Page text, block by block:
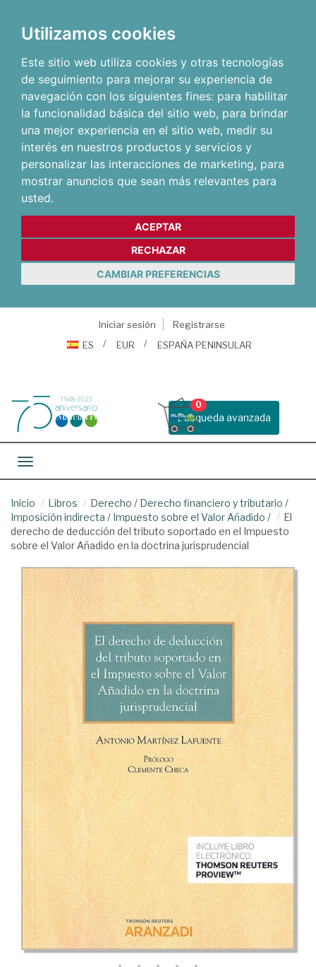
Utilizamos cookies
Este sitio web utiliza cookies y otras tecnologías
de seguimiento para mejorar su experiencia de
navegación con los siguientes fines: para habilitar
la funcionalidad básica del sitio web, para brindar
una mejor experiencia en el sitio web, medir su
interés en nuestros productos y servicios y
personalizar las interacciones de marketing, para
mostrar anuncios que sean más relevantes para
usted.
ACEPTAR
RECHAZAR
CAMBIAR PREFERENCIAS
Iniciar sesión
Registrarse
ES
EUR ESPAÑA PENINSULAR
Busqueda avanzada
0
Toggle navigation
Inicio Libros Derecho / Derecho financiero y tributario /
Imposición indirecta / Impuesto sobre el Valor Añadido /
El
derecho de deducción del tributo soportado en el Impuesto
sobre el Valor Añadido en la doctrina jurisprudencial